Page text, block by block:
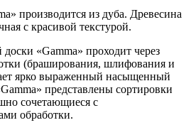
производится из дуба. Древесина
с красивой текстурой.
«Gamma» проходит через
(браширования, шлифования и
ярко выраженный насыщенный
представлены сортировки
сочетающиеся с
обработки.